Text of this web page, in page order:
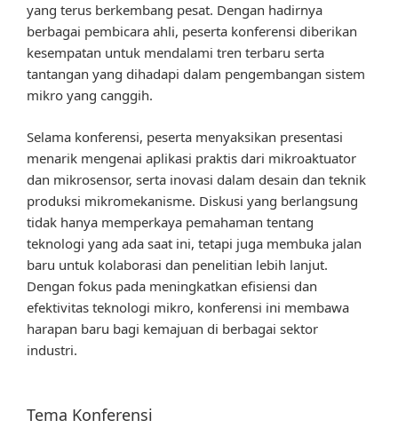
yang terus berkembang pesat. Dengan hadirnya
berbagai pembicara ahli, peserta konferensi diberikan
kesempatan untuk mendalami tren terbaru serta
tantangan yang dihadapi dalam pengembangan sistem
mikro yang canggih.
Selama konferensi, peserta menyaksikan presentasi
menarik mengenai aplikasi praktis dari mikroaktuator
dan mikrosensor, serta inovasi dalam desain dan teknik
produksi mikromekanisme. Diskusi yang berlangsung
tidak hanya memperkaya pemahaman tentang
teknologi yang ada saat ini, tetapi juga membuka jalan
baru untuk kolaborasi dan penelitian lebih lanjut.
Dengan fokus pada meningkatkan efisiensi dan
efektivitas teknologi mikro, konferensi ini membawa
harapan baru bagi kemajuan di berbagai sektor
industri.
Tema Konferensi